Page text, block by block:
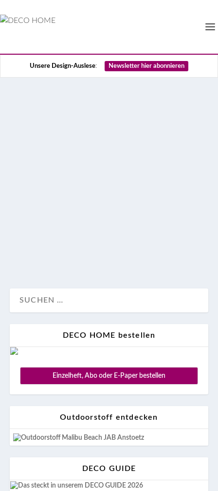
Unsere Design-Auslese: Newsletter hier abonnieren
DECO HOME bestellen
Einzelheft, Abo oder E-Paper bestellen
Outdoorstoff entdecken
DECO GUIDE